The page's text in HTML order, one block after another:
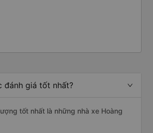
đánh giá tốt nhất?
tốt nhất là những nhà xe Hoàng